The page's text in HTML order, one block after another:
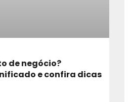
de negócio?
e confira dicas